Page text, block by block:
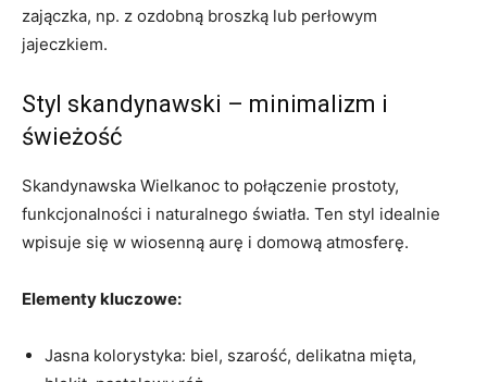
zajączka, np. z ozdobną broszką lub perłowym
jajeczkiem.
Styl skandynawski – minimalizm i
świeżość
Skandynawska Wielkanoc to połączenie prostoty,
funkcjonalności i naturalnego światła. Ten styl idealnie
wpisuje się w wiosenną aurę i domową atmosferę.
Elementy kluczowe:
Jasna kolorystyka: biel, szarość, delikatna mięta,